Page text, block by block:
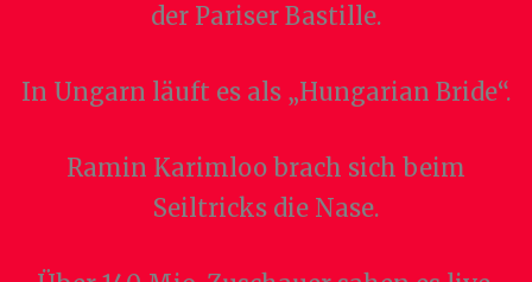
der Pariser Bastille.
In Ungarn läuft es als „Hungarian Bride“.
Ramin Karimloo brach sich beim
Seiltricks die Nase.